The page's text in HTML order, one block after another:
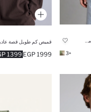
+3
قميص كم طويل قصة
1399 EGP 1999 EGP